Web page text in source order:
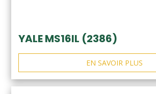
YALE MS16IL (2386)
EN SAVOIR PLUS